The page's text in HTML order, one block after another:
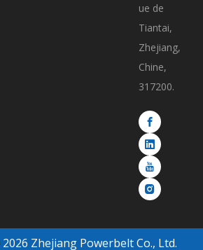
ue de
Tiantai,
Zhejiang,
Chine,
317200.
2026 Zhejiang Powerbelt Co., Ltd.